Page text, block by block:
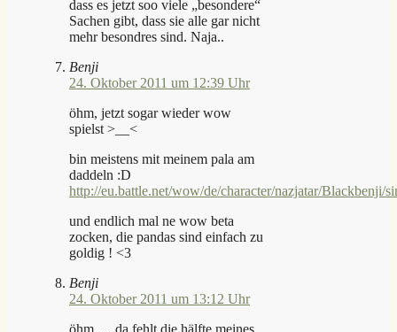
dass es jetzt soo viele „besondere“
Sachen gibt, dass sie alle gar nicht
mehr besondres sind. Naja..
Benji
24. Oktober 2011 um 12:39 Uhr
öhm, jetzt sogar wieder wow
spielst >__<
bin meistens mit meinem pala am
daddeln :D
http://eu.battle.net/wow/de/character/nazjatar/Blackbenji/
und endlich mal ne wow beta
zocken, die pandas sind einfach zu
goldig ! <3
Benji
24. Oktober 2011 um 13:12 Uhr
öhm … da fehlt die hälfte meines